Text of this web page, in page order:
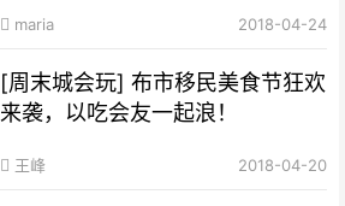
maria 2018-04-24
[周末城会玩] 布市移民美食节狂欢
来袭，以吃会友一起浪！
王峰 2018-04-20